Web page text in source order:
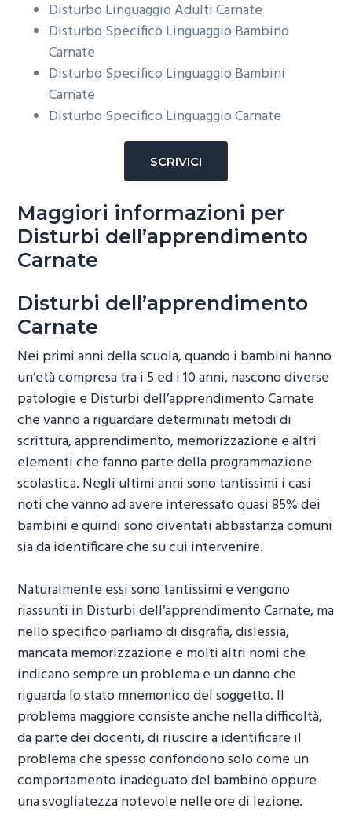
Disturbo Linguaggio AdultiCarnate
Disturbo Specifico Linguaggio Bambino
Carnate
Disturbo Specifico Linguaggio Bambini
Carnate
Disturbo Specifico LinguaggioCarnate
SCRIVICI
Maggiori informazioni per
Disturbi dell’apprendimento
Carnate
Disturbi dell’apprendimento
Carnate
Nei primi anni della scuola, quando i bambini hanno
un’età compresa tra i 5 ed i 10 anni, nascono diverse
patologie eDisturbi dell’apprendimento Carnate
che vanno a riguardare determinati metodi di
scrittura, apprendimento, memorizzazione e altri
elementi che fanno parte della programmazione
scolastica. Negli ultimi anni sono tantissimi i casi
noti che vanno ad avere interessato quasi 85% dei
bambini e quindi sono diventati abbastanza comuni
sia da identificare che su cui intervenire.
Naturalmente essi sono tantissimi e vengono
riassunti inDisturbi dell’apprendimento Carnate, ma
nello specifico parliamo di disgrafia, dislessia,
mancata memorizzazione e molti altri nomi che
indicano sempre un problema e un danno che
riguarda lo stato mnemonico del soggetto. Il
problema maggiore consiste anche nella difficoltà,
da parte dei docenti, di riuscire a identificare il
problema che spesso confondono solo come un
comportamento inadeguato del bambino oppure
una svogliatezza notevole nelle ore di lezione.